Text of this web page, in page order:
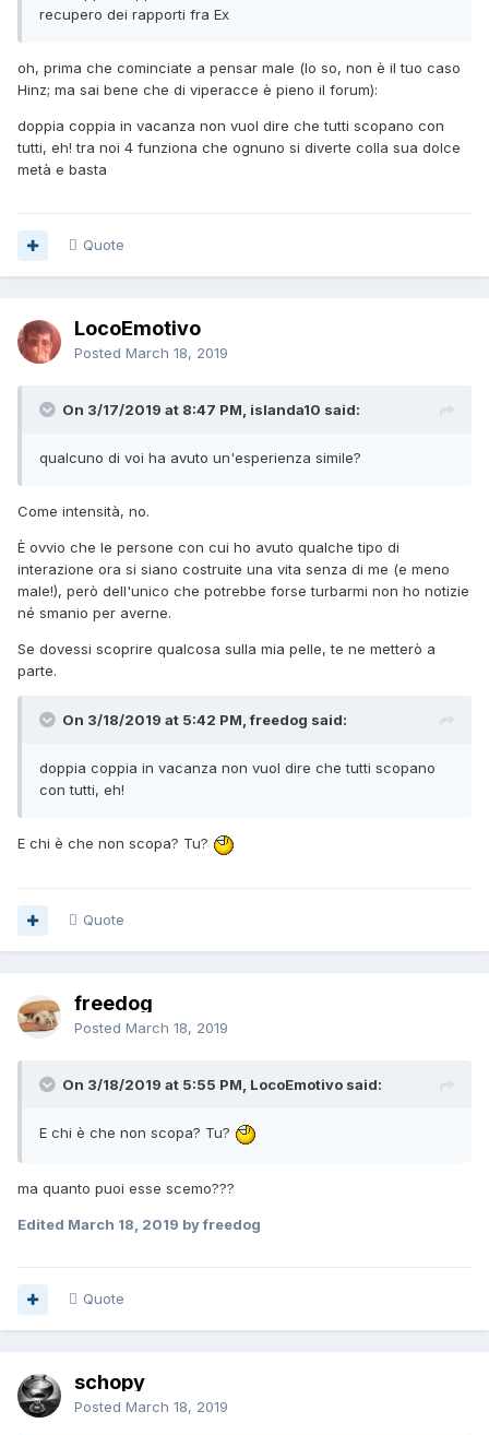
recupero dei rapporti fra Ex
oh, prima che cominciate a pensar male (lo so, non è il tuo caso
Hinz; ma sai bene che di viperacce è pieno il forum):
doppia coppia in vacanza non vuol dire che tutti scopano con
tutti, eh! tra noi 4 funziona che ognuno si diverte colla sua dolce
metà e basta
Quote
LocoEmotivo
Posted March 18, 2019
On 3/17/2019 at 8:47 PM, islanda10 said:
qualcuno di voi ha avuto un'esperienza simile?
Come intensità, no.
È ovvio che le persone con cui ho avuto qualche tipo di
interazione ora si siano costruite una vita senza di me (e meno
male!), però dell'unico che potrebbe forse turbarmi non ho notizie
né smanio per averne.
Se dovessi scoprire qualcosa sulla mia pelle, te ne metterò a
parte.
On 3/18/2019 at 5:42 PM, freedog said:
doppia coppia in vacanza non vuol dire che tutti scopano
con tutti, eh!
E chi è che non scopa? Tu?
Quote
freedog
Posted March 18, 2019
On 3/18/2019 at 5:55 PM, LocoEmotivo said:
E chi è che non scopa? Tu?
ma quanto puoi esse scemo???
Edited March 18, 2019 by freedog
Quote
schopy
Posted March 18, 2019